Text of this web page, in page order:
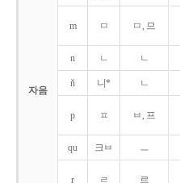
자음
m ㅁ ㅁ, 므
n ㄴ ㄴ
ň 니* ㄴ
p ㅍ ㅂ, 프
qu 크ㅂ ㅡ
r ㄹ 르